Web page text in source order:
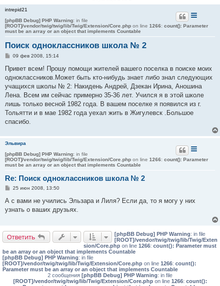
intrepid21
[phpBB Debug] PHP Warning: in file
[ROOT]/vendor/twig/twig/lib/Twig/Extension/Core.php on line 1266: count(): Parameter
must be an array or an object that implements Countable
Поиск одноклассников школа № 2
С
о
щ
е
и
е
09 фев 2008, 15:14
Привет всем! Прошу помощи жителей вашего поселка в поиске моих
одноклассников.Может быть кто-нибудь знает либо знал следующих
учащихся школы № 2: Накидень Андрей, Дзекан Ирина, Аношина
Лена. Всем им сейчас примерно 35-36 лет. Учился я в этой школе
лишь только весной 1982 года. В вашем поселке я появился из г.
Тольятти и в мае 1982 года уехал жить в Жигулевск .Большое
спасибо.
Эльвира
[phpBB Debug] PHP Warning: in file
[ROOT]/vendor/twig/twig/lib/Twig/Extension/Core.php on line 1266: count(): Parameter
must be an array or an object that implements Countable
Re: Поиск одноклассников школа № 2
С
о
щ
е
25 июн 2008, 13:50
А с вами не учились Эльзара и Лиля? Если да, то я могу у них
узнать о ваших друзьях.
Ответить [phpBB Debug] PHP Warning: in file
[ROOT]/vendor/twig/twig/lib/Twig/Exten
sion/Core.php on line 1266: count(): Parameter must
be an array or an object that implements Countable
[phpBB Debug] PHP Warning: in file
[ROOT]/vendor/twig/twig/lib/Twig/Extension/Core.php on line 1266: count():
Parameter must be an array or an object that implements Countable
2 сообщения [phpBB Debug] PHP Warning: in file
[ROOT]/vendor/twig/twig/lib/Twig/Extension/Core.phpon line 1266: count():